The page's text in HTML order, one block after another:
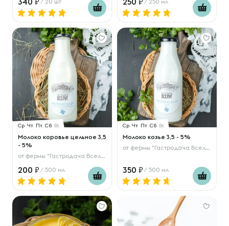
Ср Чт Пт Сб Вс
Молоко коровье цельное 3,5
- 5%
от фермы "Гастродача Вселуг"
200 / 500 мл
Ср Чт Пт Сб Вс
Молоко козье 3,5 - 5%
от фермы "Гастродача Вселуг"
350 / 500 мл